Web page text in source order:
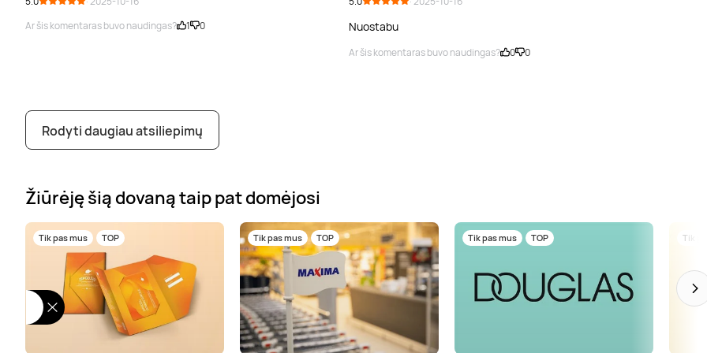
Ar šis komentaras buvo naudingas?
1 0 Nuostabu
Ar šis komentaras buvo naudingas? 0 0
Rodyti daugiau atsiliepimų
Žiūrėję šią dovaną taip pat domėjosi
Tik pas mus TOP Tik pas mus TOP Tik pas mus TOP Tik